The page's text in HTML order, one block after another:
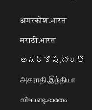
अमरकोश.भारत
मराठी.भारत
అమర్కోష్.భారత్
அகராதி.இந்தியா
നിഘണ്ടു.ഭാരതം